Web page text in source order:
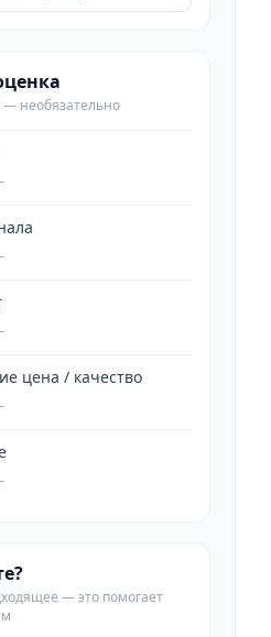
— необязательно
цена / качество
— это помогает